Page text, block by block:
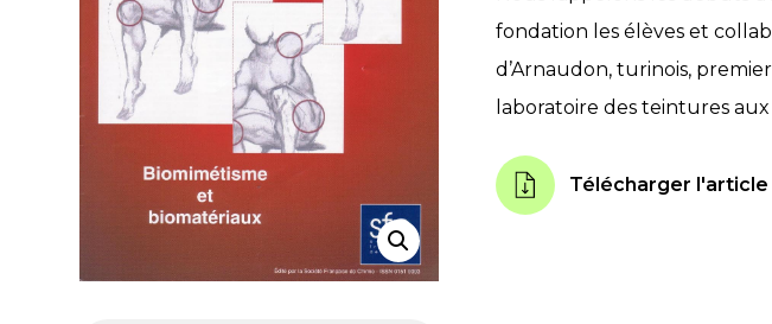
fondation les élèves et
d’Arnaudon, turinois,
laboratoire des teintures aux
Télécharger l'article